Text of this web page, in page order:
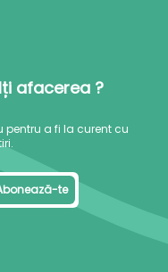
afacerea ?
pentru a fi la curent cu
te